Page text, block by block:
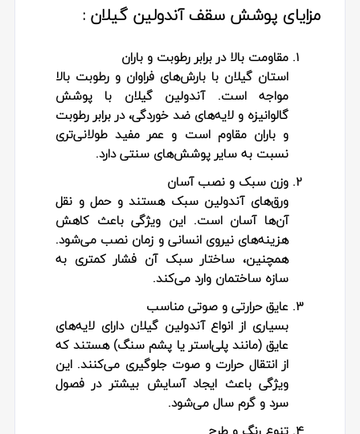
مزایای پوشش سقف آندولین گیلان :
مقاومت بالا در برابر رطوبت و باران
استان گیلان با بارش‌های فراوان و رطوبت بالا
مواجه است.آندولین گیلان با پوشش
گالوانیزه و لایه‌های ضد خوردگی، در برابر رطوبت
و باران مقاوم است و عمر مفید طولانی‌تری
نسبت به سایر پوشش‌های سنتی دارد.
وزن سبک و نصب آسان
ورق‌های آندولین سبک هستند و حمل و نقل
آن‌ها آسان است. این ویژگی باعث کاهش
هزینه‌های نیروی انسانی و زمان نصب می‌شود.
همچنین، ساختار سبک آن فشار کمتری به
سازه ساختمان وارد می‌کند.
عایق حرارتی و صوتی مناسب
بسیاری از انواع آندولین گیلان دارای لایه‌های
عایق (مانند پلی‌استر یا پشم سنگ) هستند که
از انتقال حرارت و صوت جلوگیری می‌کنند. این
ویژگی باعث ایجاد آسایش بیشتر در فصول
سرد و گرم سال می‌شود.